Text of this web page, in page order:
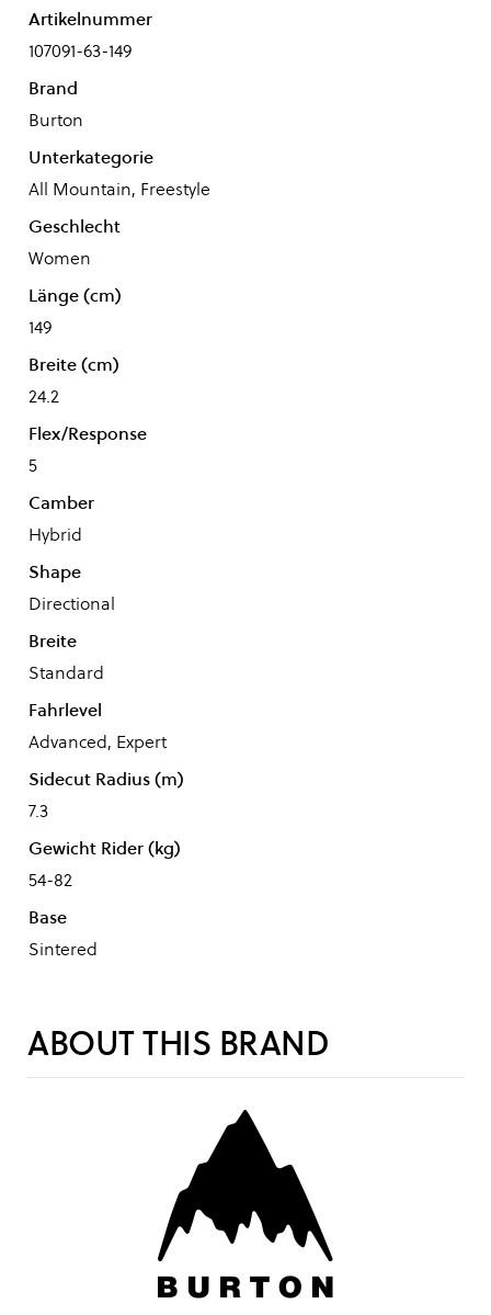
Artikelnummer
107091-63-149
Brand
Burton
Unterkategorie
All Mountain, Freestyle
Geschlecht
Women
Länge (cm)
149
Breite (cm)
24.2
Flex/Response
5
Camber
Hybrid
Shape
Directional
Breite
Standard
Fahrlevel
Advanced, Expert
Sidecut Radius (m)
7.3
Gewicht Rider (kg)
54-82
Base
Sintered
ABOUT THIS BRAND